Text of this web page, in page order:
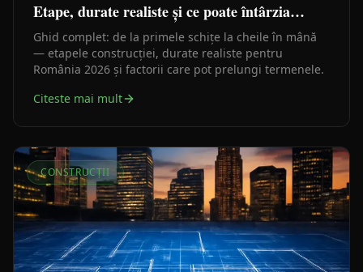
Etape, durate realiste și ce poate întârzia
lucrările
Ghid complet: de la primele schițe la cheile în mână
— etapele construcției, durate realiste pentru
România 2026 și factorii care pot prelungi termenele.
Citeste mai mult
CONSTRUCȚII